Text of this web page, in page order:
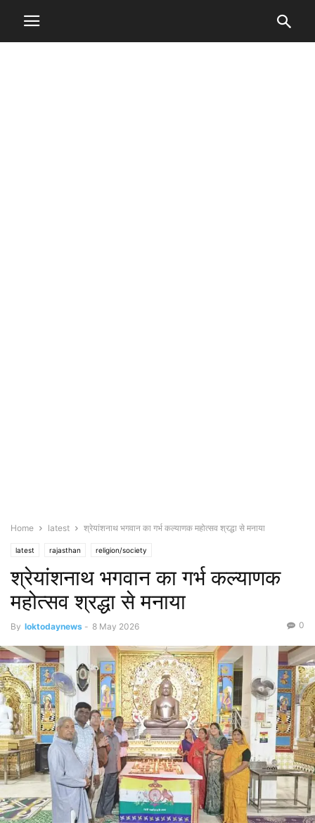
Home latest श्रेयांशनाथ भगवान का गर्भ कल्याणक महोत्सव श्रद्धा से मनाया
latest rajasthan religion/society
श्रेयांशनाथ भगवान का गर्भ कल्याणक
महोत्सव श्रद्धा से मनाया
By loktodaynews - 8 May 2026 0